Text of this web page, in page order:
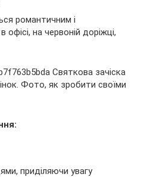
романтичним і
на червоній доріжці,
приділяючи увагу